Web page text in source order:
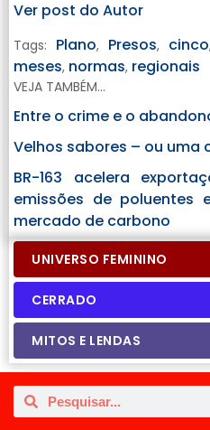
Ver post do Autor
Tags: Plano, Presos, cinco
meses, normas, regionais
VEJA TAMBÉM...
Entre o crime e o
Velhos sabores – ou uma
BR-163 acelera
emissões de poluentes
mercado de carbono
UNIVERSO FEMININO
CERRADO
MITOS E LENDAS